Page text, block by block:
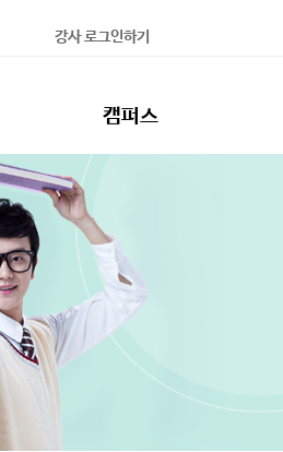
캠퍼스
강사 로그인하기